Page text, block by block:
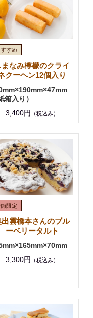
まなみ檸檬のクライ
クーヘン12個入り
箱入り）
3,400円
（税込み）
出雲橋本さんのブル
ーベリータルト
3,300円 （税込み）